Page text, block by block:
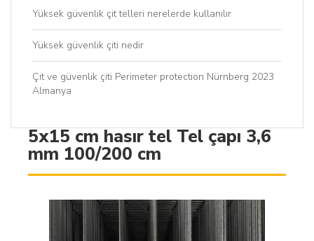
Yüksek güvenlik çit telleri nerelerde kullanılır
Yüksek güvenlik çiti nedir
Çit ve güvenlik çiti Perimeter protection Nürnberg 2023
Almanya
5x15 cm hasır tel Tel çapı 3,6
mm 100/200 cm